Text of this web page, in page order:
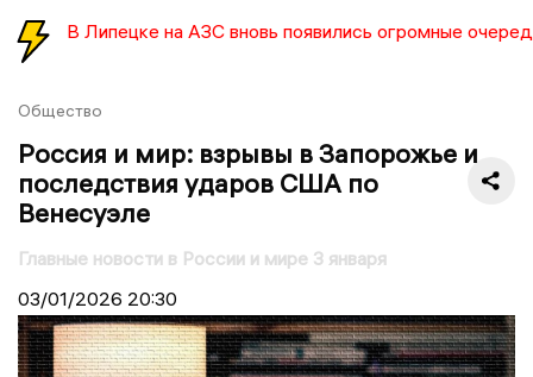
В Липецке на АЗС вновь появились огромные
Общество
Россия и мир: взрывы в Запорожье и
последствия ударов США по
Венесуэле
Главные новости в России и мире 3 января
03/01/2026 20:30